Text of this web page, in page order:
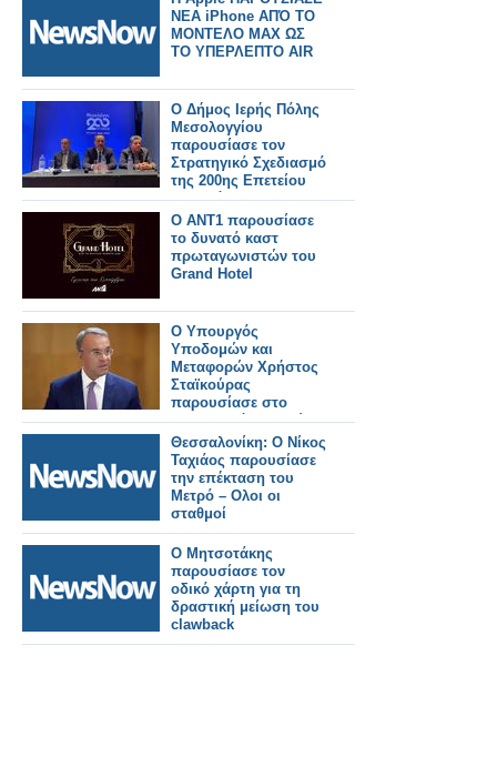
ΝΕΑ iPhone ΑΠΌ ΤΟ
ΜΟΝΤΕΛΟ ΜΑΧ ΩΣ
ΤΟ ΥΠΕΡΛΕΠΤΟ AIR
Ο Δήμος Ιερής Πόλης
Μεσολογγίου
παρουσίασε τον
Στρατηγικό Σχεδιασμό
της 200ης Επετείου
της Εξόδου.
Ο ΑΝΤ1 παρουσίασε
το δυνατό καστ
πρωταγωνιστών του
Grand Hotel
Ο Υπουργός
Υποδομών και
Μεταφορών Χρήστος
Σταϊκούρας
παρουσίασε στο
Υπουργικό Συμβούλιο
τις προτεραιότητες
για ανθεκτικές
υποδομές και για
βιώσιμες μεταφορές.
Θεσσαλονίκη: O Νίκος
Ταχιάος παρουσίασε
την επέκταση του
Μετρό – Ολοι οι
σταθμοί
Ο Μητσοτάκης
παρουσίασε τον
οδικό χάρτη για τη
δραστική μείωση του
clawback